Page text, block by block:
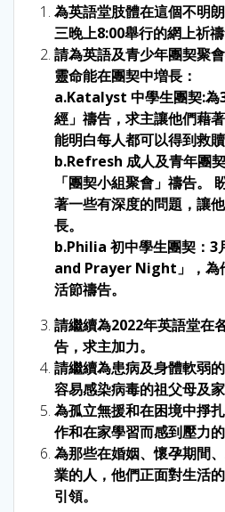
為英語堂肢體在這個不明
三晚上8:00舉行的網上祈禱
請為英語及青少年團契聚
靈命能在團契中増長：
a.Katalyst 中學生團契:為
經」禱告，求主讓他們藉
能明白每人都可以得到救贖
b.Refresh 成人及青年團
「團契小組聚會」禱告。
著一些有深度的問題，讓
長。
b.Philia 初中學生團契：3
and Prayer Night」，為
活節禱告。
請繼續為2022年英語堂在
告，求主加力。
請繼續為患病及身體軟弱
容易感染病毒的祖父母及家
為孤立無援和在困境中掙
作和在家學習而感到壓力的
為那些在婚姻、懷孕期間
業的人，他們正面對生活
引領。